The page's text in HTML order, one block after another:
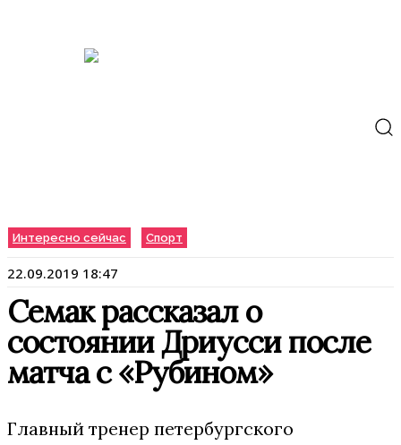
Интересно сейчас Спорт
22.09.2019 18:47
Семак рассказал о
состоянии Дриусси после
матча с «Рубином»
Главный тренер петербургского